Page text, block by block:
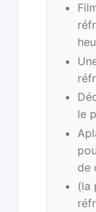
le
de
(la